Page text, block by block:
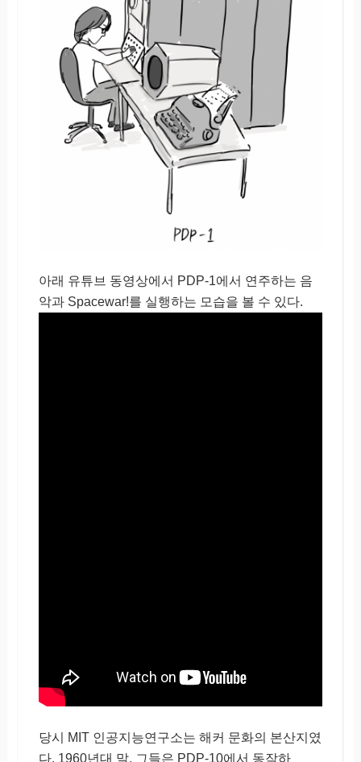
아래 유튜브 동영상에서 PDP-1에서 연주하는 음
악과 Spacewar!를 실행하는 모습을 볼 수 있다.
당시 MIT 인공지능연구소는 해커 문화의 본산지였
다. 1960년대 말, 그들은 PDP-10에서 동작하